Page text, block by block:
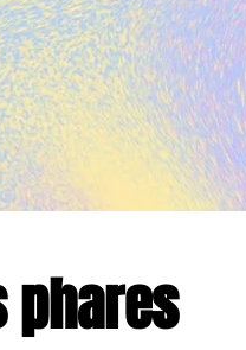
phares